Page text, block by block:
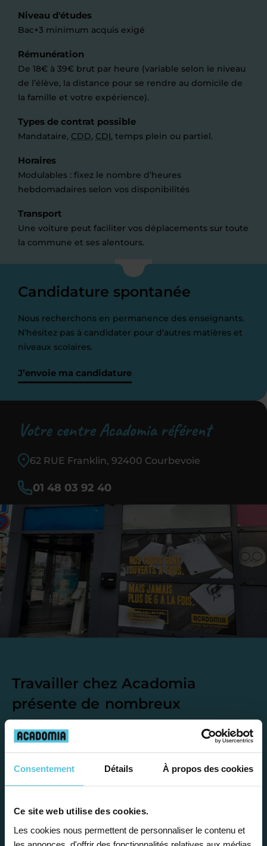
Consentement Détails À propos des cookies
Ce site web utilise des cookies.
Les cookies nous permettent de personnaliser le contenu et
Niveau d'études
Bac+3 minimum acquis exigé
Rémunération
De 18€ à 39€ brut par heure (variable selon le niveau
de l’élève, la distance pour se rendre au domicile de
la famille et votre expérience).
Types de contrat possible
Mandataire, CDD, CDI, temps plein ou partiel.
Horaires
Modulables : fixez le nombre d’heures
hebdomadaires selon vos disponibilités
Transport
Une voiture peut faciliter vos déplacements sur toute
la commune et ses alentours.
Candidature spontanée
Nous recherchons en permanence des enseignants.
N’hésitez pas à candidater pour d’autres matières et
niveaux scolaires.
J’envoie ma candidature
Votre centre Acadomia référent
62 RUE Franklin, 92400 Courbevoie
01 48 03 92 40
Travailler chez Acadomia
présente de nombreux
avantages
Enseignez près de chez vous, selon
vos horaires